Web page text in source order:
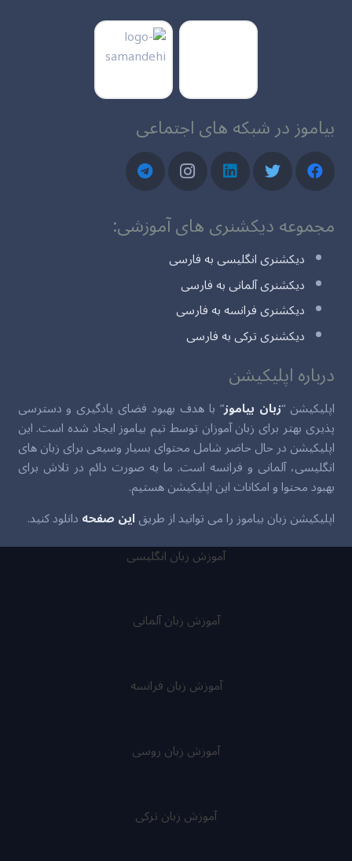
بیاموز در شبکه های اجتماعی
مجموعه دیکشنری های آموزشی:
دیکشنری انگلیسی به فارسی
دیکشنری آلمانی به فارسی
دیکشنری فرانسه به فارسی
دیکشنری ترکی به فارسی
درباره اپلیکیشن
اپلیکیشن “زبان بیاموز” با هدف بهبود فضای یادگیری و دسترسی
پذیری بهتر برای زبان آموزان توسط تیم بیاموز ایجاد شده است. این
اپلیکیشن در حال حاضر شامل محتوای بسیار وسیعی برای زبان های
انگلیسی، آلمانی و فرانسه است. ما به صورت دائم در تلاش برای
بهبود محتوا و امکانات این اپلیکیشن هستیم.
اپلیکیشن زبان بیاموز را می توانید از طریقاین صفحهدانلود کنید.
آموزش زبان انگلیسی
آموزش زبان آلمانی
آموزش زبان فرانسه
آموزش زبان روسی
آموزش زبان ترکی